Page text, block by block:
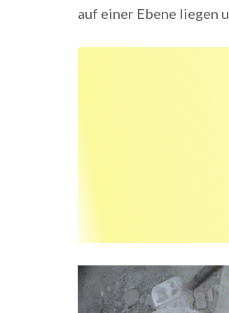
auf einer Ebene liegen